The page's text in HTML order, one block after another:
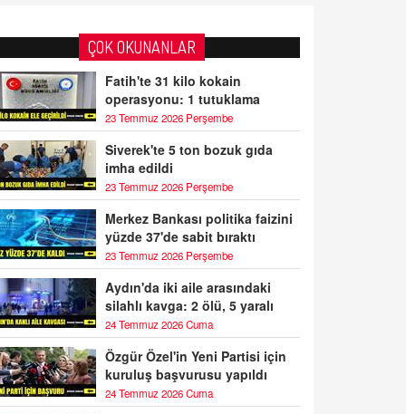
ÇOK OKUNANLAR
Fatih'te 31 kilo kokain
operasyonu: 1 tutuklama
23 Temmuz 2026 Perşembe
Siverek'te 5 ton bozuk gıda
imha edildi
23 Temmuz 2026 Perşembe
Merkez Bankası politika faizini
yüzde 37'de sabit bıraktı
23 Temmuz 2026 Perşembe
Aydın'da iki aile arasındaki
silahlı kavga: 2 ölü, 5 yaralı
24 Temmuz 2026 Cuma
Özgür Özel'in Yeni Partisi için
kuruluş başvurusu yapıldı
24 Temmuz 2026 Cuma